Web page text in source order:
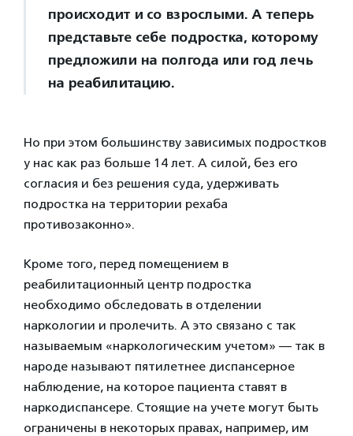
происходит и со взрослыми. А теперь
представьте себе подростка, которому
предложили на полгода или год лечь
на реабилитацию.
Но при этом большинству зависимых подростков
у нас как раз больше 14 лет. А силой, без его
согласия и без решения суда, удерживать
подростка на территории рехаба
противозаконно».
Кроме того, перед помещением в
реабилитационный центр подростка
необходимо обследовать в отделении
наркологии и пролечить. А это связано с так
называемым «наркологическим учетом» — так в
народе называют пятилетнее диспансерное
наблюдение, на которое пациента ставят в
наркодиспансере. Стоящие на учете могут быть
ограничены в некоторых правах, например, им